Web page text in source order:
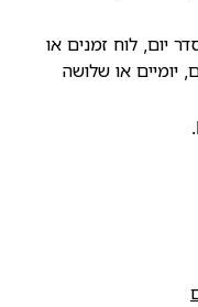
יום, לוח זמנים או
יומיים או שלושה